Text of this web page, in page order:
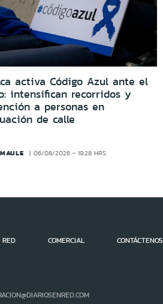
activa Código Azul ante el
intensifican recorridos y
a personas en
de calle
06/08/2026 - 19:28 HRS
COMERCIAL CONTÁCTENOS